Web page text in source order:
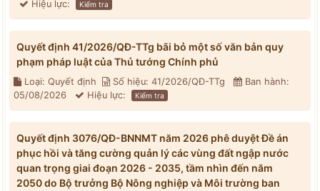
Hiệu lực:
Kiểm tra
Quyết định 41/2026/QĐ-TTg bãi bỏ một số văn bản quy
phạm pháp luật của Thủ tướng Chính phủ
Loại: Quyết định Số hiệu: 41/2026/QĐ-TTg
Ban hành:
05/08/2026
Hiệu lực: Kiểm tra
Quyết định 3076/QĐ-BNNMT năm 2026 phê duyệt Đề án
phục hồi và tăng cường quản lý các vùng đất ngập nước
quan trọng giai đoạn 2026 - 2035, tầm nhìn đến năm
2050 do Bộ trưởng Bộ Nông nghiệp và Môi trường ban